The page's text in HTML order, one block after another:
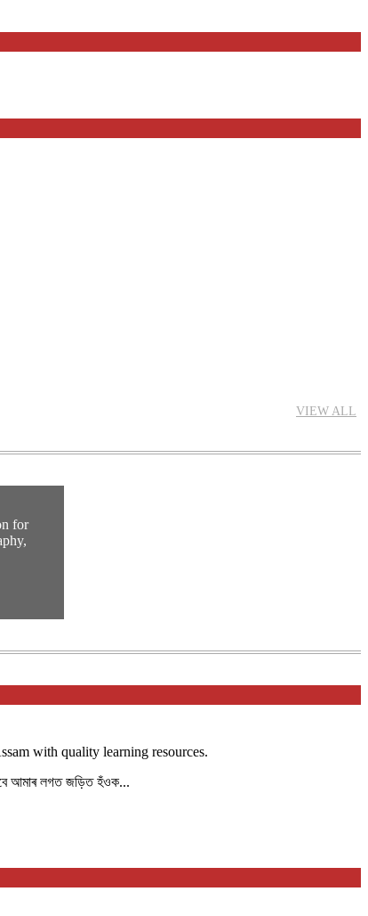
VIEW ALL
for
with quality learning resources.
আমাৰ লগত জড়িত হঁওক...